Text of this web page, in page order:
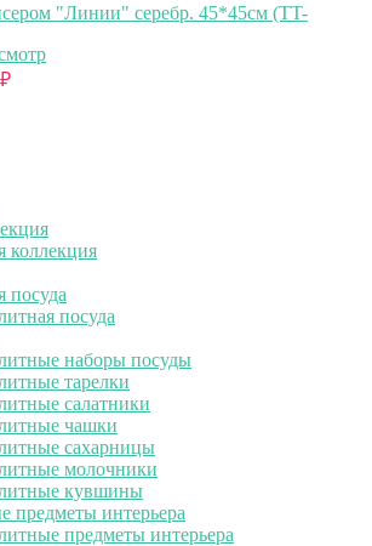
"Линии" серебр. 45*45см (TT-
₽
коллекция
посуда
посуда
наборы посуды
тарелки
салатники
чашки
сахарницы
молочники
кувшины
предметы интерьера
предметы интерьера